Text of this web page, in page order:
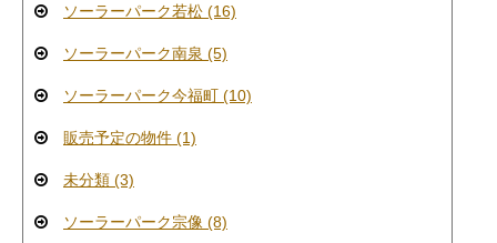
ソーラーパーク若松 (16)
ソーラーパーク南泉 (5)
ソーラーパーク今福町 (10)
販売予定の物件 (1)
未分類 (3)
ソーラーパーク宗像 (8)